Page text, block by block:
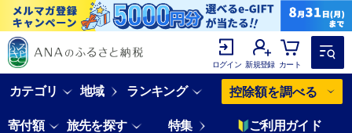
ログイン 新規登録 カート
カテゴリ 地域 ランキング 控除額を調べる
寄付額 旅先を探す 特集 ご利用ガイド